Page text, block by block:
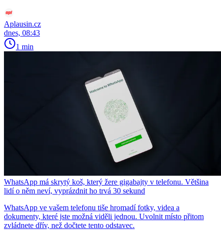
Aplausin.cz
dnes, 08:43
1 min
WhatsApp má skrytý koš, který žere gigabajty v telefonu. Většina
lidí o něm neví, vyprázdnit ho trvá 30 sekund
WhatsApp ve vašem telefonu tiše hromadí fotky, videa a
dokumenty, které jste možná viděli jednou. Uvolnit místo přitom
zvládnete dřív, než dočtete tento odstavec.